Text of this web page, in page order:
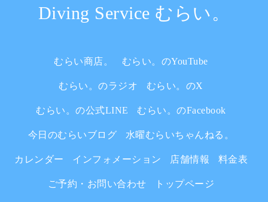
Diving Service むらい。
むらい商店。 むらい。のYouTube
むらい。のラジオ むらい。のX
むらい。の公式LINE むらい。のFacebook
今日のむらいブログ 水曜むらいちゃんねる。
カレンダー インフォメーション 店舗情報 料金表
ご予約・お問い合わせ トップページ